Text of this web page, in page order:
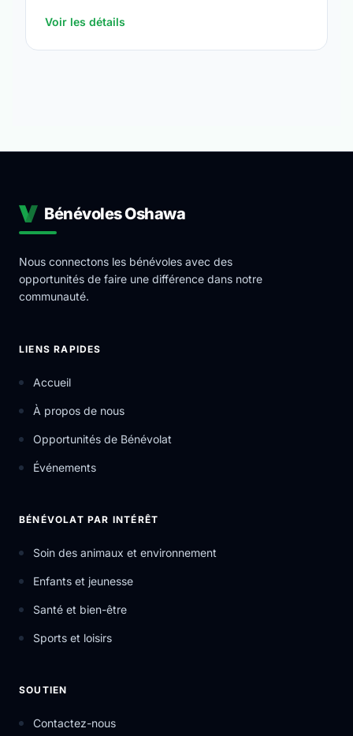
Voir les détails
Bénévoles Oshawa
Nous connectons les bénévoles avec des
opportunités de faire une différence dans notre
communauté.
LIENS RAPIDES
Accueil
À propos de nous
Opportunités de Bénévolat
Événements
BÉNÉVOLAT PAR INTÉRÊT
Soin des animaux et environnement
Enfants et jeunesse
Santé et bien-être
Sports et loisirs
SOUTIEN
Contactez-nous